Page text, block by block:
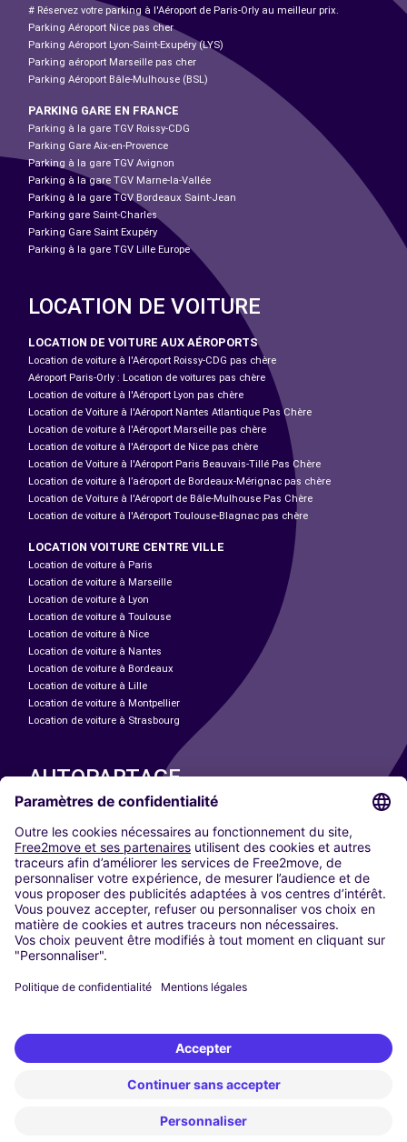
# Réservez votre parking à l'Aéroport de Paris-Orly au meilleur prix.
Parking Aéroport Nice pas cher
Parking Aéroport Lyon-Saint-Exupéry (LYS)
Parking aéroport Marseille pas cher
Parking Aéroport Bâle-Mulhouse (BSL)
PARKING GARE EN FRANCE
Parking à la gare TGV Roissy-CDG
Parking Gare Aix-en-Provence
Parking à la gare TGV Avignon
Parking à la gare TGV Marne-la-Vallée
Parking à la gare TGV Bordeaux Saint-Jean
Parking gare Saint-Charles
Parking Gare Saint Exupéry
Parking à la gare TGV Lille Europe
LOCATION DE VOITURE
LOCATION DE VOITURE AUX AÉROPORTS
Location de voiture à l'Aéroport Roissy-CDG pas chère
Aéroport Paris-Orly : Location de voitures pas chère
Location de voiture à l'Aéroport Lyon pas chère
Location de Voiture à l'Aéroport Nantes Atlantique Pas Chère
Location de voiture à l'Aéroport Marseille pas chère
Location de voiture à l'Aéroport de Nice pas chère
Location de Voiture à l'Aéroport Paris Beauvais-Tillé Pas Chère
Location de voiture à l’aéroport de Bordeaux-Mérignac pas chère
Location de Voiture à l'Aéroport de Bâle-Mulhouse Pas Chère
Location de voiture à l'Aéroport Toulouse-Blagnac pas chère
LOCATION VOITURE CENTRE VILLE
Location de voiture à Paris
Location de voiture à Marseille
Location de voiture à Lyon
Location de voiture à Toulouse
Location de voiture à Nice
Location de voiture à Nantes
Location de voiture à Bordeaux
Location de voiture à Lille
Location de voiture à Montpellier
Location de voiture à Strasbourg
AUTOPARTAGE
Paris
Madrid
Washington DC
Milan
Rome
Turin
Vienne
Berlin
Düsseldorf